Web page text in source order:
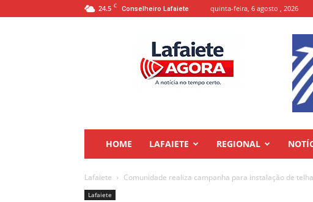
24.5 C Conselheiro Lafaiete quinta-feira, 6 agosto , 2026
HOME LAFAIETE REGIONAL
Lafaiete Comunidade realiza campanha para instalação de
Lafaiete